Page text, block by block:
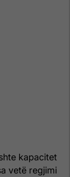
kapacitet
vetë regjimi